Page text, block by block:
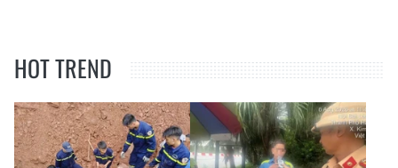
HOT TREND